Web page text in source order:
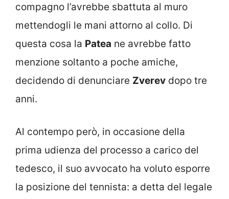
compagno l’avrebbe sbattuta al muro
mettendogli le mani attorno al collo. Di
questa cosa la Patea ne avrebbe fatto
menzione soltanto a poche amiche,
decidendo di denunciare Zverev dopo tre
anni.
Al contempo però, in occasione della
prima udienza del processo a carico del
tedesco, il suo avvocato ha voluto esporre
la posizione del tennista: a detta del legale